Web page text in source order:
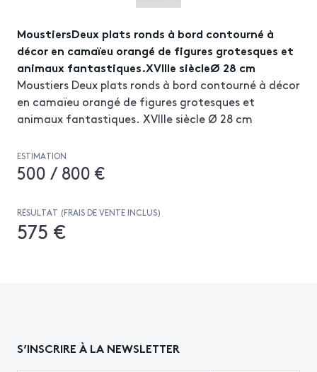
MoustiersDeux plats ronds à bord contourné à
décor en camaïeu orangé de figures grotesques et
animaux fantastiques.XVIIIe siècleØ 28 cm
Moustiers Deux plats ronds à bord contourné à décor
en camaïeu orangé de figures grotesques et
animaux fantastiques. XVIIIe siècle Ø 28 cm
ESTIMATION
500 / 800 €
RÉSULTAT (FRAIS DE VENTE INCLUS)
575 €
S’INSCRIRE À LA NEWSLETTER